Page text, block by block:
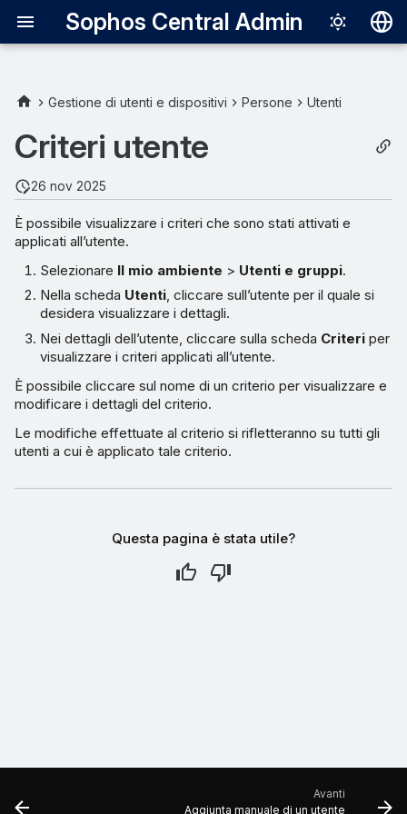
Sophos Central Admin
English
Italiano
日本語
한국어
Português
Gestione di utenti e dispositivi Persone Utenti
Criteri utente
26 nov 2025
È possibile visualizzare i criteri che sono stati attivati e
applicati all’utente.
Selezionare Il mio ambiente > Utenti e gruppi.
Nella scheda Utenti, cliccare sull’utente per il quale si
desidera visualizzare i dettagli.
Nei dettagli dell’utente, cliccare sulla scheda Criteri per
visualizzare i criteri applicati all’utente.
È possibile cliccare sul nome di un criterio per visualizzare e
modificare i dettagli del criterio.
Le modifiche effettuate al criterio si rifletteranno su tutti gli
utenti a cui è applicato tale criterio.
Questa pagina è stata utile?
Avanti
Aggiunta manuale di un utente